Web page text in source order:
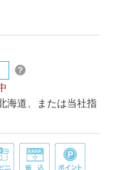
海道、または当社指